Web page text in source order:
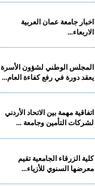
اخبار جامعة عمان العربية
الاربعاء...
المجلس الوطني لشؤون الأسرة
يعقد دورة في رفع كفاءة العام...
اتفاقية مهمة بين الاتحاد الأردني
لشركات التأمين وجامعة ...
كلية الزرقاء الجامعية تقيم
معرضها السنوي للأزياء...